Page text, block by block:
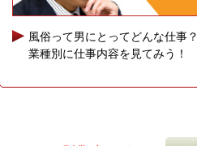
風俗って男にとってどんな仕事？
業種別に仕事内容を見てみう！